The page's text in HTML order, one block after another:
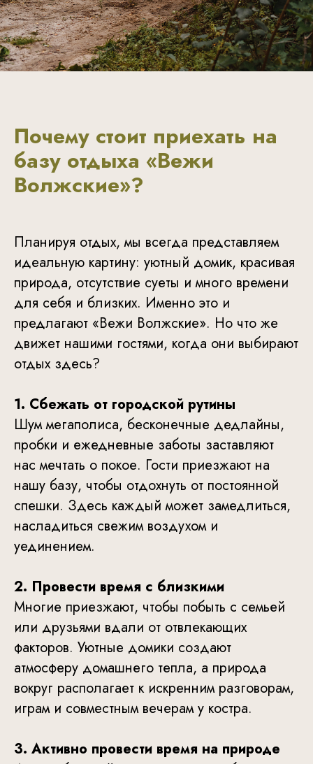
Почему стоит приехать на
базу отдыха «Вежи
Волжские»?
Планируя отдых, мы всегда представляем
идеальную картину: уютный домик, красивая
природа, отсутствие суеты и много времени
для себя и близких. Именно это и
предлагают «Вежи Волжские». Но что же
движет нашими гостями, когда они выбирают
отдых здесь?
1. Сбежать от городской рутины
Шум мегаполиса, бесконечные дедлайны,
пробки и ежедневные заботы заставляют
нас мечтать о покое. Гости приезжают на
нашу базу, чтобы отдохнуть от постоянной
спешки. Здесь каждый может замедлиться,
насладиться свежим воздухом и
уединением.
2. Провести время с близкими
Многие приезжают, чтобы побыть с семьей
или друзьями вдали от отвлекающих
факторов. Уютные домики создают
атмосферу домашнего тепла, а природа
вокруг располагает к искренним разговорам,
играм и совместным вечерам у костра.
3. Активно провести время на природе